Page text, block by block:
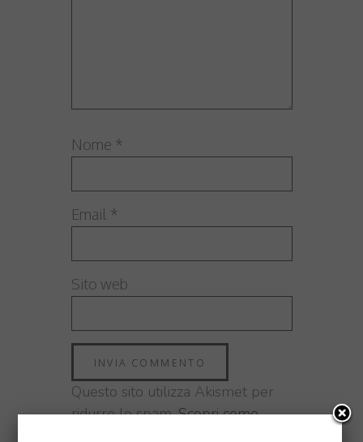
Nome *
Email *
Sito web
Questo sito utilizza Akismet per
ridurre lo spam.Scopri come